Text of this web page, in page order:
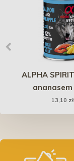
ALPHA
ananasem
13,10 zł